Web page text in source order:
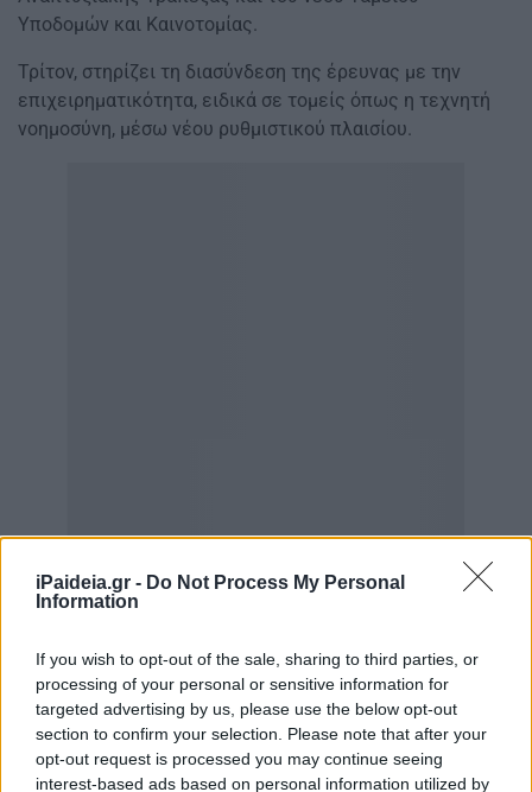
iPaideia.gr - Do Not Process My Personal
Information
If you wish to opt-out of the sale, sharing to third parties, or
processing of your personal or sensitive information for
targeted advertising by us, please use the below opt-out
section to confirm your selection. Please note that after your
opt-out request is processed you may continue seeing
interest-based ads based on personal information utilized by
Υποδομών και Καινοτομίας.
Τρίτον, στηρίζει τη διασύνδεση της έρευνας με την
επιχειρηματικότητα, ειδικά σε τομείς όπως η τεχνητή
νοημοσύνη, μέσω νέου ρυθμιστικού πλαισίου.